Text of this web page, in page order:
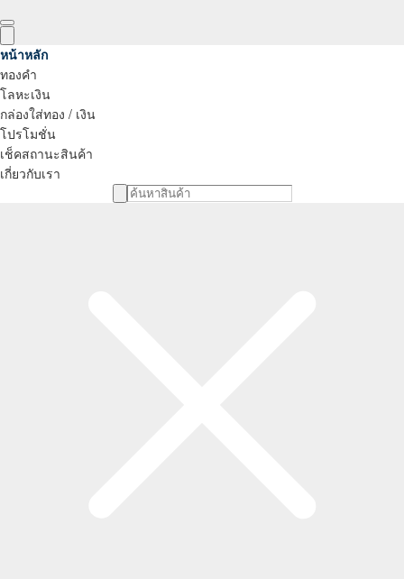
หน้าหลัก
ทองคำ
โลหะเงิน
กล่องใส่ทอง / เงิน
โปรโมชั่น
เช็คสถานะสินค้า
เกี่ยวกับเรา